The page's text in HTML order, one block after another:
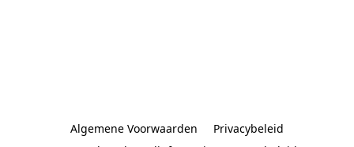
Algemene Voorwaarden
Privacybeleid